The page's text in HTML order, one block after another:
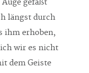
gefaßt
längst durch
ihm erhoben,
wir es nicht
dem Geiste